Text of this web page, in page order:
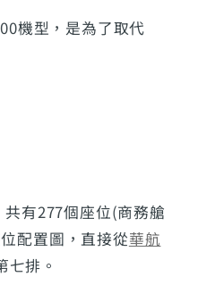
機型，是為了取代
有277個座位(商務艙
配置圖，直接從華航
七排。